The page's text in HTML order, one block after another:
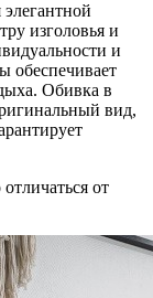
изголовья и
и
обеспечивает
Обивка в
вид,
от